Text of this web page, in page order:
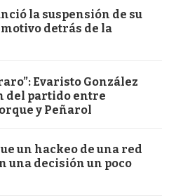
la suspensión de su
detrás de la
Evaristo González
del partido entre
y Peñarol
un hackeo de una red
una decisión un poco